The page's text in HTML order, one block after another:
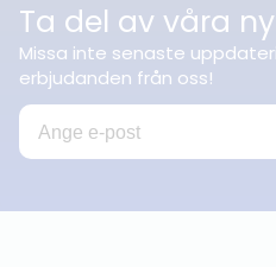
Ta del av våra
Missa inte senaste
erbjudanden från oss!